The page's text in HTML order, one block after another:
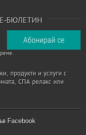
БЮЛЕТИН
продукти и услуги с
СПА релакс или
Facebook